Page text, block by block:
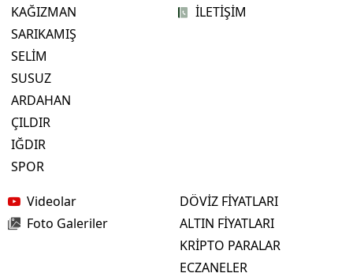
KAĞIZMAN
SARIKAMIŞ
SELİM
SUSUZ
ARDAHAN
ÇILDIR
IĞDIR
SPOR
İLETİŞİM
Videolar
Foto Galeriler
DÖVİZ FİYATLARI
ALTIN FİYATLARI
KRİPTO PARALAR
ECZANELER